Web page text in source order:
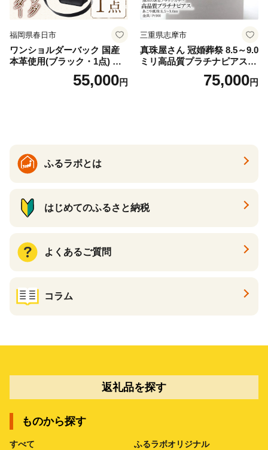
福岡県春日市
ワンショルダーバック 国産
本革使用(ブラック・1点) 鞄
バック バッグ カバン レザー
国産 日本製 牛革 黒 革 革製
55,000円
三重県志摩市
真珠屋さん 冠婚葬祭 8.5～9.0
ミリ高品質プラチナピアス P
t900 志摩産アコヤ真珠 ブラ
ックパール 黒真珠75,000円
ふるラボとは
はじめてのふるさと納税
よくあるご質問
コラム
返礼品を探す
ものから探す
すべて ふるラボオリジナル